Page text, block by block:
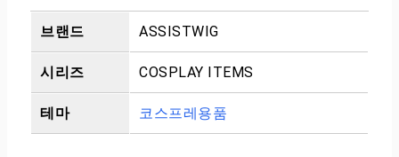
브랜드 ASSISTWIG
시리즈 COSPLAY ITEMS
테마 코스프레용품